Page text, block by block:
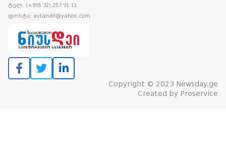
ტელ: (+995 32) 257 91 11
ფოსტა: avtandil@yahoo.com
Copyright © 2023 Newsday.ge
Created by Proservice